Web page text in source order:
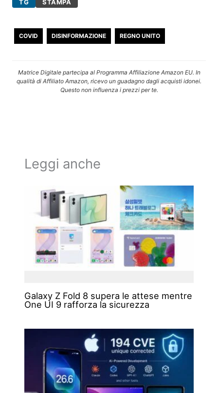
TG STAMPA
COVID DISINFORMAZIONE REGNO UNITO
Matrice Digitale partecipa al Programma Affiliazione Amazon EU. In
qualità di Affiliato Amazon, ricevo un guadagno dagli acquisti idonei.
Questo non influenza i prezzi per te.
Leggi anche
Galaxy Z Fold 8 supera le attese mentre
One UI 9 rafforza la sicurezza